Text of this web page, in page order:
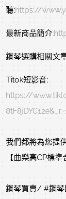
聽:https://
最新商品簡介:
鋼琴選購相關文
Titok短影音:
https://
我們都將為您提
【曲樂高CP標準
鋼琴買賣/ #鋼琴